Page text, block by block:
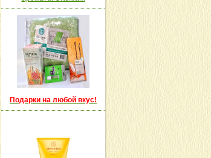
Подарки на любой вкус!